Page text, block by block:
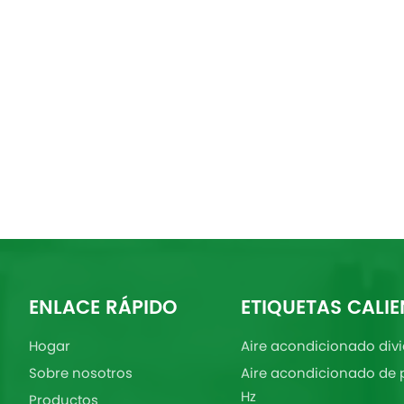
ENLACE RÁPIDO
Hogar
Sobre nosotros
ETIQUETAS
Aire acondicionado
Aire acondicionado de
Hz